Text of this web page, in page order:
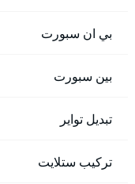
بي ان سبورت
بين سبورت
تبديل تواير
تركيب ستلايت